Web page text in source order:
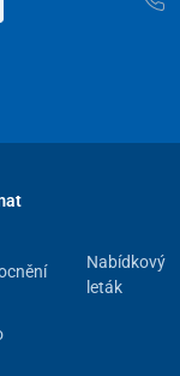
Nabídkový
leták